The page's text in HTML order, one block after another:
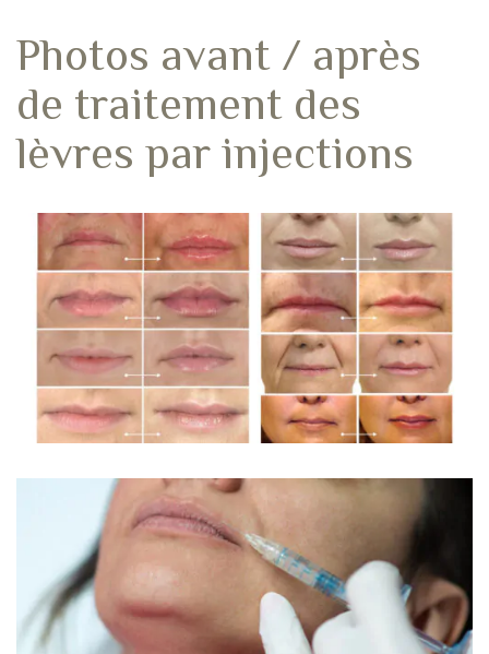
Photos avant / après
de traitement des
lèvres par injections